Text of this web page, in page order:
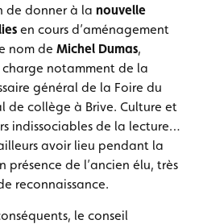
de donner à la nouvelle
en cours d’aménagement
nom de Michel Dumas,
notamment de la
général de la Foire du
de collège à Brive. Culture et
indissociables de la lecture…
avoir lieu pendant la
de l’ancien élu, très
reconnaissance.
le conseil